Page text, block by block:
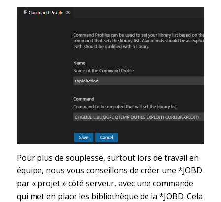
Pour plus de souplesse, surtout lors de travail en
équipe, nous vous conseillons de créer une *JOBD
par « projet » côté serveur, avec une commande
qui met en place les bibliothèque de la *JOBD. Cela